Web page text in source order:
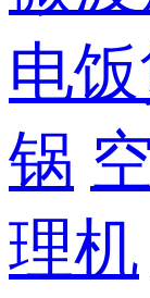
电
锅
理机